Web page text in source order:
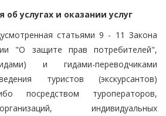
услугах и оказании услуг
статьями 9 - 11 Закона
"О защите прав потребителей",
и гидами-переводчиками
туристов (экскурсантов)
посредством туроператоров,
индивидуальных